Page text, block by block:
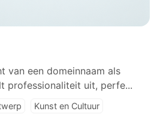
van een domeinnaam als
professionaliteit uit, perfe...
Kunst en Cultuur